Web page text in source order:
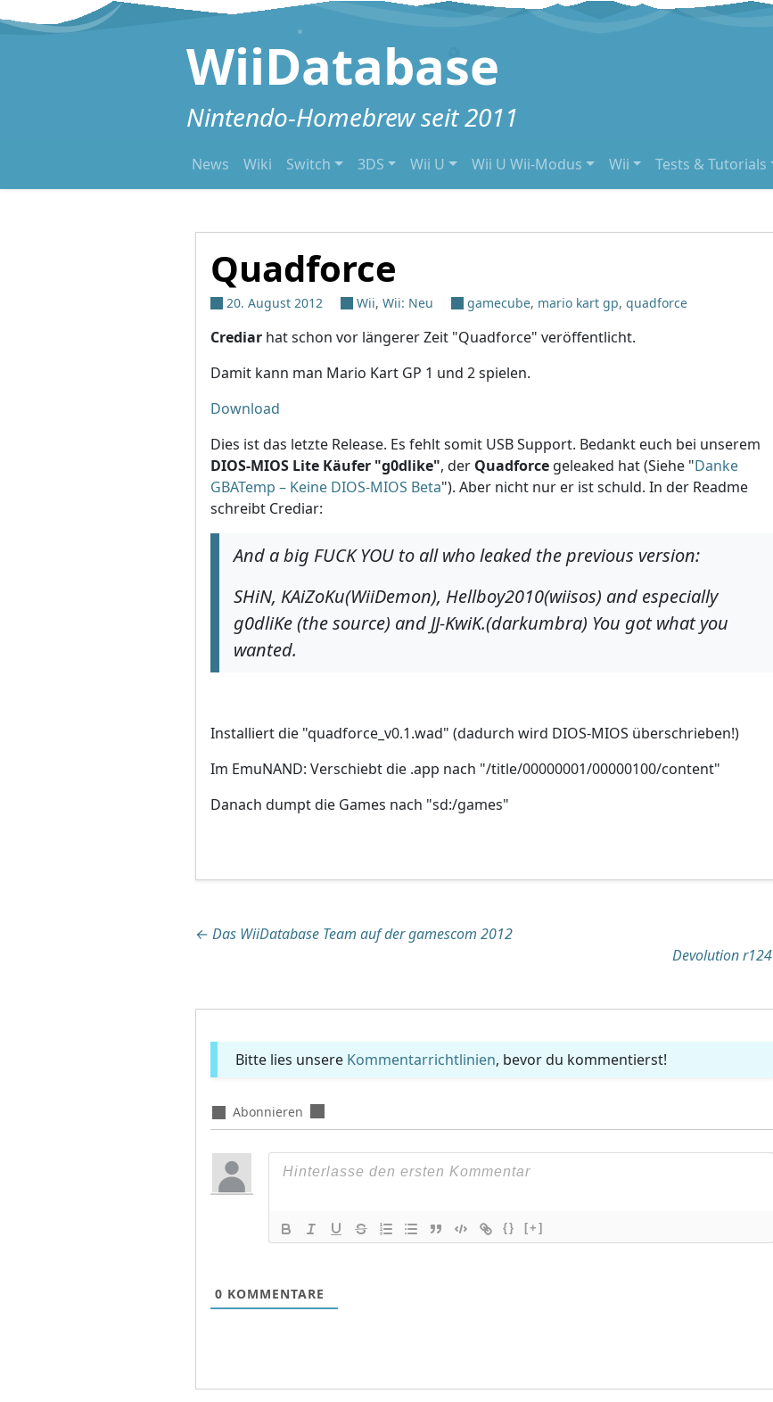
Zum Inhalt springen
WiiDatabase
Nintendo-Homebrew seit 2011
News Wiki Switch 3DS Wii U Wii U Wii-Modus Wii Tests & Tutorials
Quadforce
20. August 2012 Wii, Wii: Neu gamecube, mario kart gp, quadforce
Crediar hat schon vor längerer Zeit "Quadforce" veröffentlicht.
Damit kann man Mario Kart GP 1 und 2 spielen.
Download
Dies ist das letzte Release. Es fehlt somit USB Support. Bedankt euch bei unserem
DIOS-MIOS Lite Käufer "g0dlike", der Quadforce geleaked hat (Siehe "Danke
GBATemp – Keine DIOS-MIOS Beta"). Aber nicht nur er ist schuld. In der Readme
schreibt Crediar:
And a big FUCK YOU to all who leaked the previous version:
SHiN, KAiZoKu(WiiDemon), Hellboy2010(wiisos) and especially
g0dliKe (the source) and JJ-KwiK.(darkumbra) You got what you
wanted.
Installiert die "quadforce_v0.1.wad" (dadurch wird DIOS-MIOS überschrieben!)
Im EmuNAND: Verschiebt die .app nach "/title/00000001/00000100/content"
Danach dumpt die Games nach "sd:/games"
Beitragsnavigation
← Das WiiDatabase Team auf der gamescom 2012
Devolution r124
Bitte lies unsere Kommentarrichtlinien, bevor du kommentierst!
Abonnieren
{} [+]
0 KOMMENTARE